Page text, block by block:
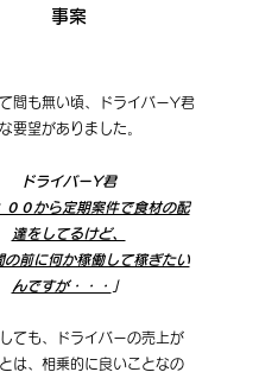
事案
間も無い頃、ドライバーY君
要望がありました。
ドライバーY君
００から定期案件で食材の配
達をしてるけど、
の前に何か稼働して稼ぎたい
んですが・・・ 」
ても、ドライバーの売上が
とは、相乗的に良いことなの